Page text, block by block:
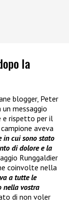
la
blogger, Peter
messaggio
e rispetto per il
aveva
in cui sono stato
di dolore e la
Runggaldier
coinvolte nella
a tutte le
nella vostra
di non voler